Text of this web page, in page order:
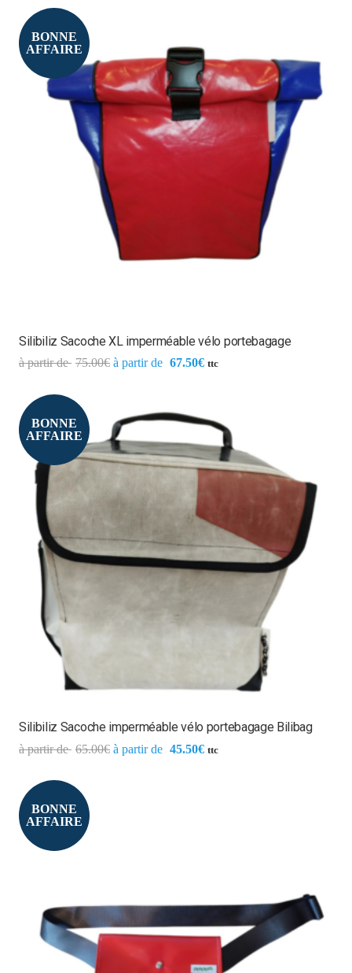
BONNE
AFFAIRE
Silibiliz Sacoche XL imperméable vélo portebagage
75.00€ 67.50€ ttc
BONNE
AFFAIRE
Silibiliz Sacoche imperméable vélo portebagage Bilibag
65.00€ 45.50€ ttc
BONNE
AFFAIRE